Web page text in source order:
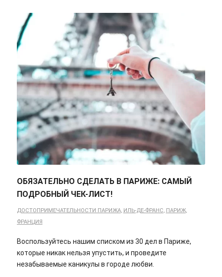
ОБЯЗАТЕЛЬНО СДЕЛАТЬ В ПАРИЖЕ: САМЫЙ
ПОДРОБНЫЙ ЧЕК-ЛИСТ!
ДОСТОПРИМЕЧАТЕЛЬНОСТИ ПАРИЖА, ИЛЬ-ДЕ-ФРАНС, ПАРИЖ,
ФРАНЦИЯ
Воспользуйтесь нашим списком из 30 дел в Париже,
которые никак нельзя упустить, и проведите
незабываемые каникулы в городе любви.